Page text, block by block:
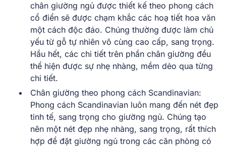
chân giường ngủ được thiết kế theo phong cách
cổ điển sẽ được chạm khắc các hoạ tiết hoa văn
một cách độc đáo. Chúng thường được làm chủ
yếu từ gỗ tự nhiên vô cùng cao cấp, sang trọng.
Hầu hết, các chi tiết trên phần chân giường đều
thể hiện được sự nhẹ nhàng, mềm dẻo qua từng
chi tiết.
Chân giường theo phong cách Scandinavian:
Phong cách Scandinavian luôn mang đến nét đẹp
tinh tế, sang trọng cho giường ngủ. Chúng tạo
nên một nét đẹp nhẹ nhàng, sang trọng, rất thích
hợp để đặt giường ngủ trong các căn phòng có